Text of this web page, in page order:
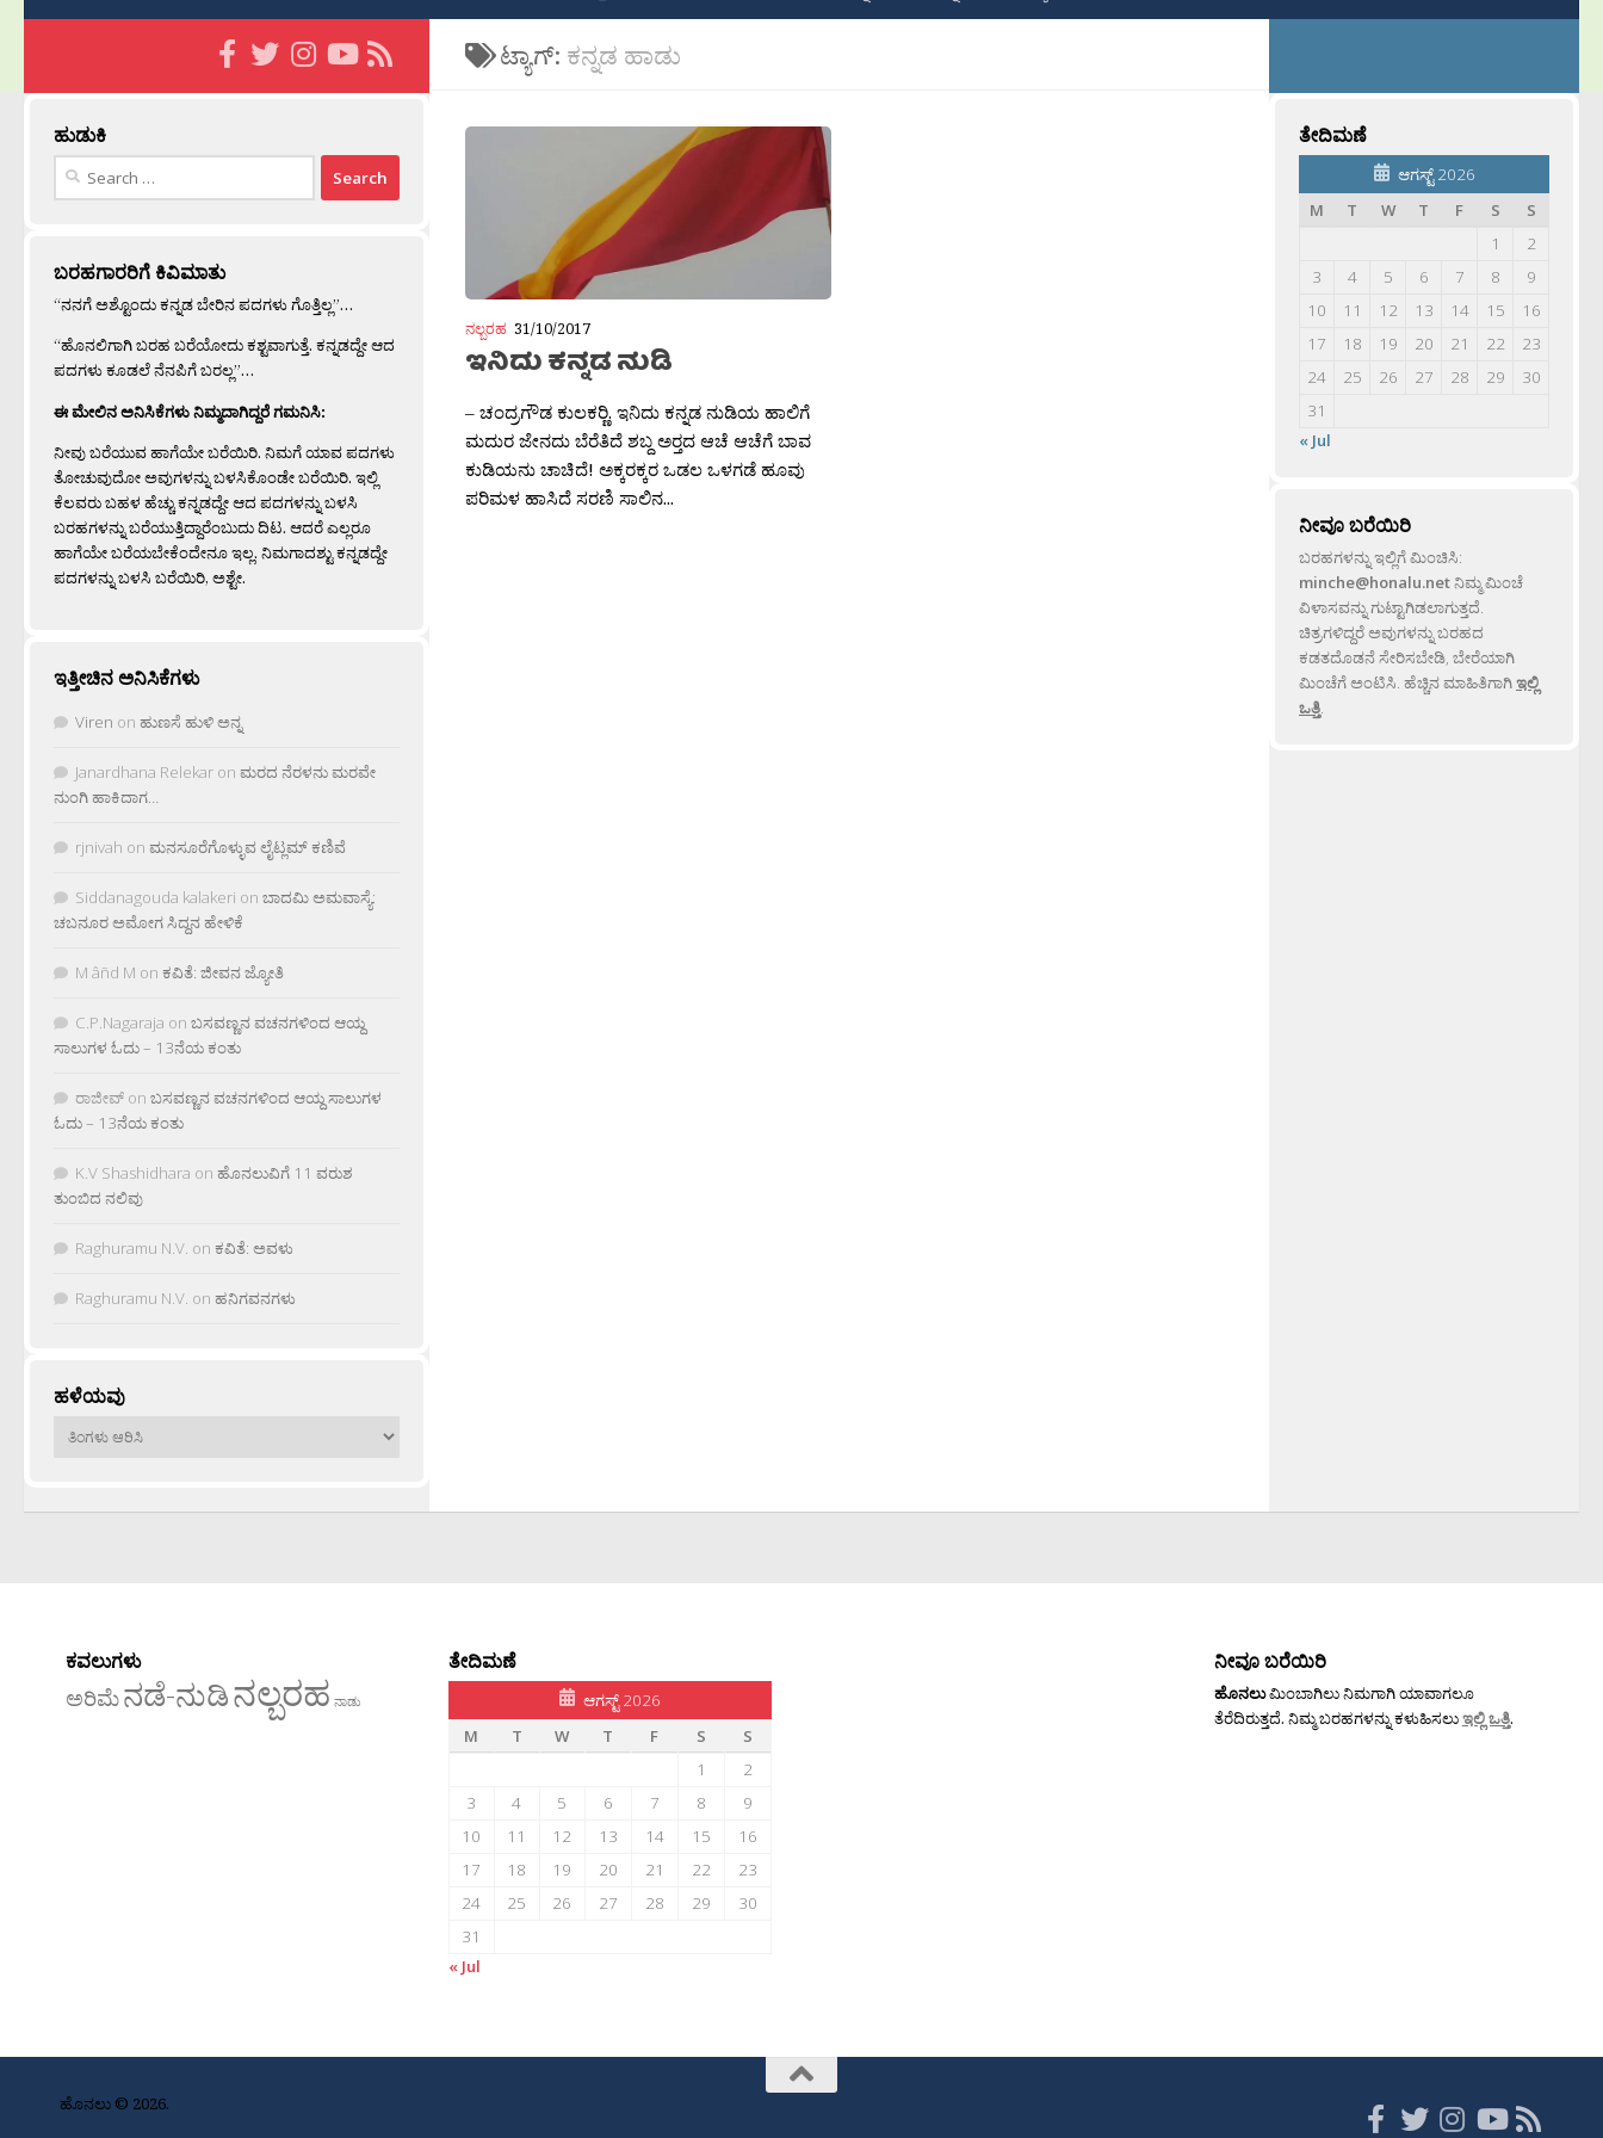
ಟ್ಯಾಗ್: ಕನ್ನಡ ಹಾಡು
ನಲ್ಬರಹ 31/10/2017
ಇನಿದು ಕನ್ನಡ ನುಡಿ
– ಚಂದ್ರಗೌಡ ಕುಲಕರ‍್ಣಿ. ಇನಿದು ಕನ್ನಡ ನುಡಿಯ ಹಾಲಿಗೆ
ಮದುರ ಜೇನದು ಬೆರೆತಿದೆ ಶಬ್ದ ಅರ‍್ತದ ಆಚೆ ಆಚೆಗೆ ಬಾವ
ಕುಡಿಯನು ಚಾಚಿದೆ! ಅಕ್ಕರಕ್ಕರ ಒಡಲ ಒಳಗಡೆ ಹೂವು
ಪರಿಮಳ ಹಾಸಿದೆ ಸರಣಿ ಸಾಲಿನ...
ಹುಡುಕಿ
Search
ಬರಹಗಾರರಿಗೆ ಕಿವಿಮಾತು
“ನನಗೆ ಅಶ್ಟೊಂದು ಕನ್ನಡ ಬೇರಿನ ಪದಗಳು ಗೊತ್ತಿಲ್ಲ”…
“ಹೊನಲಿಗಾಗಿ ಬರಹ ಬರೆಯೋದು ಕಶ್ಟವಾಗುತ್ತೆ. ಕನ್ನಡದ್ದೇ ಆದ
ಪದಗಳು ಕೂಡಲೆ ನೆನಪಿಗೆ ಬರಲ್ಲ”…
ಈ ಮೇಲಿನ ಅನಿಸಿಕೆಗಳು ನಿಮ್ಮದಾಗಿದ್ದರೆ ಗಮನಿಸಿ:
ನೀವು ಬರೆಯುವ ಹಾಗೆಯೇ ಬರೆಯಿರಿ. ನಿಮಗೆ ಯಾವ ಪದಗಳು
ತೋಚುವುದೋ ಅವುಗಳನ್ನು ಬಳಸಿಕೊಂಡೇ ಬರೆಯಿರಿ. ಇಲ್ಲಿ
ಕೆಲವರು ಬಹಳ ಹೆಚ್ಚು ಕನ್ನಡದ್ದೇ ಆದ ಪದಗಳನ್ನು ಬಳಸಿ
ಬರಹಗಳನ್ನು ಬರೆಯುತ್ತಿದ್ದಾರೆಂಬುದು ದಿಟ. ಆದರೆ ಎಲ್ಲರೂ
ಹಾಗೆಯೇ ಬರೆಯಬೇಕೆಂದೇನೂ ಇಲ್ಲ. ನಿಮಗಾದಶ್ಟು ಕನ್ನಡದ್ದೇ
ಪದಗಳನ್ನು ಬಳಸಿ ಬರೆಯಿರಿ, ಅಶ್ಟೇ.
ಇತ್ತೀಚಿನ ಅನಿಸಿಕೆಗಳು
Viren on ಹುಣಸೆ ಹುಳಿ ಅನ್ನ
Janardhana Relekar on ಮರದ ನೆರಳನು ಮರವೇ
ನುಂಗಿ ಹಾಕಿದಾಗ…
rjnivah on ಮನಸೂರೆಗೊಳ್ಳುವ ಲೈಟ್ಲಮ್ ಕಣಿವೆ
Siddanagouda kalakeri on ಬಾದಮಿ ಅಮವಾಸ್ಯೆ:
ಚಬನೂರ ಅಮೋಗ ಸಿದ್ದನ ಹೇಳಿಕೆ
M âñd M on ಕವಿತೆ: ಜೀವನ ಜ್ಯೋತಿ
C.P.Nagaraja on ಬಸವಣ್ಣನ ವಚನಗಳಿಂದ ಆಯ್ದ
ಸಾಲುಗಳ ಓದು – 13ನೆಯ ಕಂತು
ರಾಜೀವ್ on ಬಸವಣ್ಣನ ವಚನಗಳಿಂದ ಆಯ್ದ ಸಾಲುಗಳ
ಓದು – 13ನೆಯ ಕಂತು
K.V Shashidhara on ಹೊನಲುವಿಗೆ 11 ವರುಶ
ತುಂಬಿದ ನಲಿವು
Raghuramu N.V. on ಕವಿತೆ: ಅವಳು
Raghuramu N.V. on ಹನಿಗವನಗಳು
ಹಳೆಯವು
ಹಳೆಯವು
ತೇದಿಮಣೆ
ಆಗಸ್ಟ್ 2026
M
T W T F S
S
1
2
3
4 5 6 7 8
9
10
11 12 13 14 15
16
17
18 19 20 21 22
23
24
25 26 27 28 29
30
31
« Jul
ನೀವೂ ಬರೆಯಿರಿ
ಬರಹಗಳನ್ನು ಇಲ್ಲಿಗೆ ಮಿಂಚಿಸಿ:
minche@honalu.netನಿಮ್ಮ ಮಿಂಚೆ
ವಿಳಾಸವನ್ನು ಗುಟ್ಟಾಗಿಡಲಾಗುತ್ತದೆ.
ಚಿತ್ರಗಳಿದ್ದರೆ ಅವುಗಳನ್ನು ಬರಹದ
ಕಡತದೊಡನೆ ಸೇರಿಸಬೇಡಿ, ಬೇರೆಯಾಗಿ
ಮಿಂಚೆಗೆ ಅಂಟಿಸಿ. ಹೆಚ್ಚಿನ ಮಾಹಿತಿಗಾಗಿಇಲ್ಲಿ
ಒತ್ತಿ.
ಕವಲುಗಳು
ಅರಿಮೆನಡೆ-ನುಡಿನಲ್ಬರಹ ನಾಡು
ತೇದಿಮಣೆ
ಆಗಸ್ಟ್ 2026
M
T W T F S
S
1
2
3
4 5 6 7 8
9
10
11 12 13 14 15
16
17
18 19 20 21 22
23
24
25 26 27 28 29
30
31
« Jul
ನೀವೂ ಬರೆಯಿರಿ
ಹೊನಲುಮಿಂಬಾಗಿಲು ನಿಮಗಾಗಿ ಯಾವಾಗಲೂ
ತೆರೆದಿರುತ್ತದೆ. ನಿಮ್ಮ ಬರಹಗಳನ್ನು ಕಳುಹಿಸಲುಇಲ್ಲಿ ಒತ್ತಿ.
ಹೊನಲು © 2026.